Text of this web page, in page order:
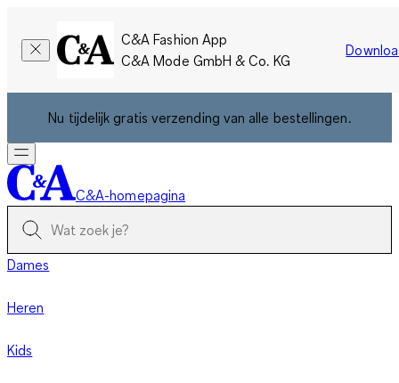
C&A Fashion App
C&A Mode GmbH & Co. KG
Nu tijdelijk gratis verzending van alle bestellingen.
C&A-homepagina
Dames
Heren
Kids